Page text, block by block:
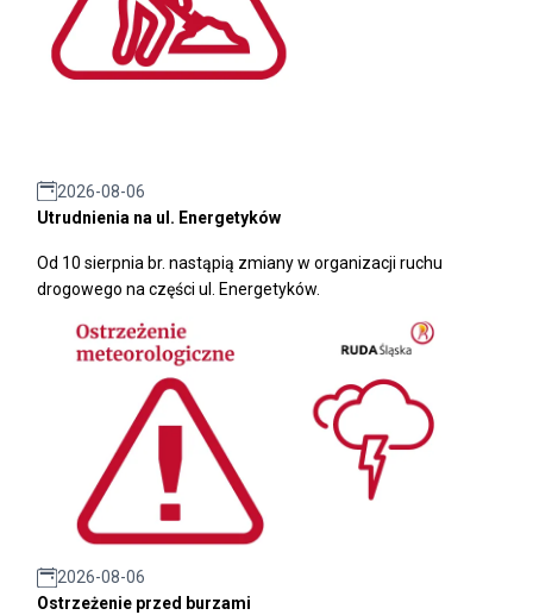
2026-08-06
Utrudnienia na ul. Energetyków
Od 10 sierpnia br. nastąpią zmiany w organizacji ruchu
drogowego na części ul. Energetyków.
2026-08-06
Ostrzeżenie przed burzami